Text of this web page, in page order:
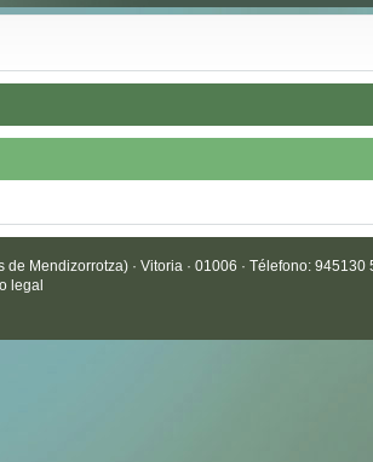
Mendizorrotza) · Vitoria · 01006 · Télefono: 945130
legal